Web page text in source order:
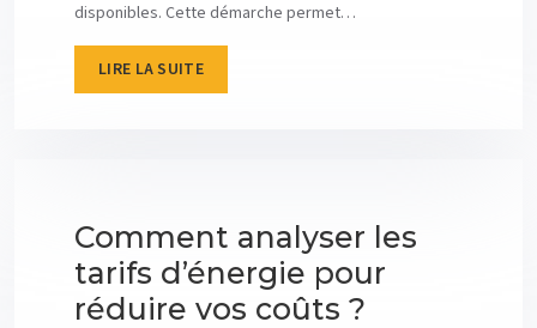
disponibles. Cette démarche permet…
LIRE LA SUITE
Comment analyser les
tarifs d’énergie pour
réduire vos coûts ?